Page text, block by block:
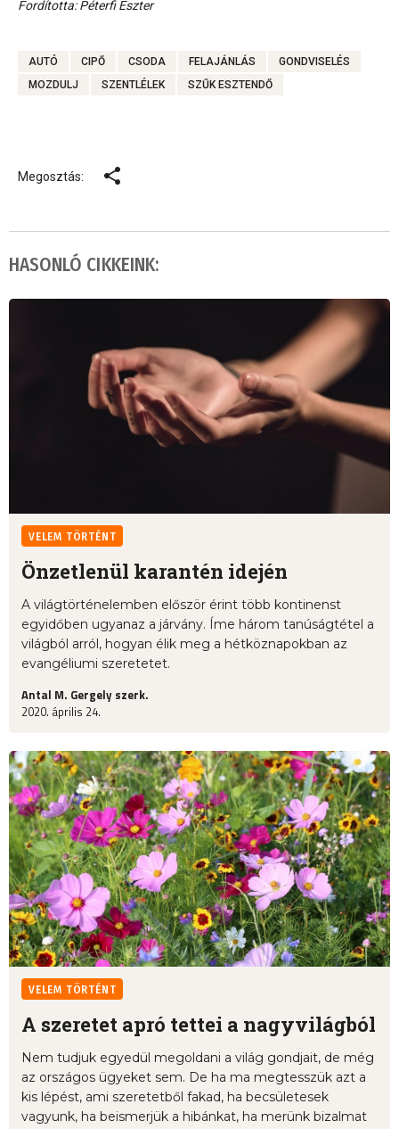
Fordította: Péterfi Eszter
AUTÓ CIPŐ CSODA FELAJÁNLÁS
GONDVISELÉS
MOZDULJ
SZENTLÉLEK SZŰK ESZTENDŐ
Megosztás:
HASONLÓ CIKKEINK:
VELEM TÖRTÉNT
Önzetlenül karantén idején
A világtörténelemben először érint több kontinenst
egyidőben ugyanaz a járvány. Íme három tanúságtétel a
világból arról, hogyan élik meg a hétköznapokban az
evangéliumi szeretetet.
Antal M. Gergely szerk.
2020. április 24.
VELEM TÖRTÉNT
A szeretet apró tettei a nagyvilágból
Nem tudjuk egyedül megoldani a világ gondjait, de még
az országos ügyeket sem. De ha ma megtesszük azt a
kis lépést, ami szeretetből fakad, ha becsületesek
vagyunk, ha beismerjük a hibánkat, ha merünk bizalmat